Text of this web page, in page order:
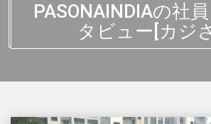
PASONAINDIAの社
タビュー[カジ